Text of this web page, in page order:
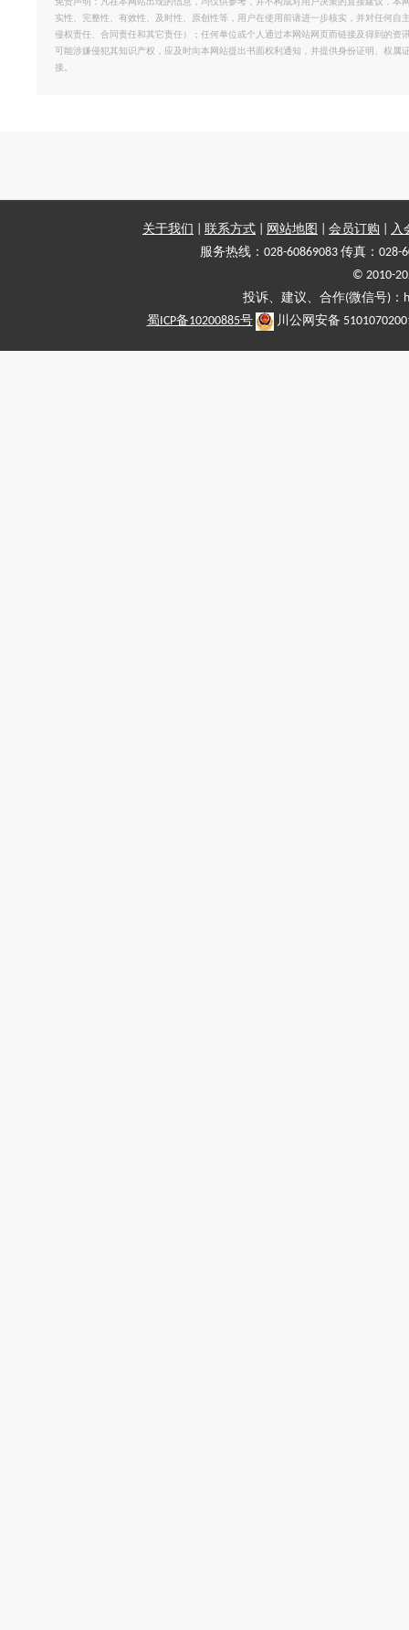
免责声明：凡在本网站出现的信息，均仅供参考，并不构成对用户决策的直接建议，
实性、完整性、有效性、及时性、原创性等，用户在使用前请进一步核实，并对任何
侵权责任、合同责任和其它责任）；任何单位或个人通过本网站网页而链接及得到的
可能涉嫌侵犯其知识产权，应及时向本网站提出书面权利通知，并提供身份证明、权
接。
关于我们 联系方式 网站地图 会员订购
入
服务热线：028-60869083 传真：028-
© 2010-
投诉、建议、合作(微信号)
蜀ICP备10200885号
川公网安备